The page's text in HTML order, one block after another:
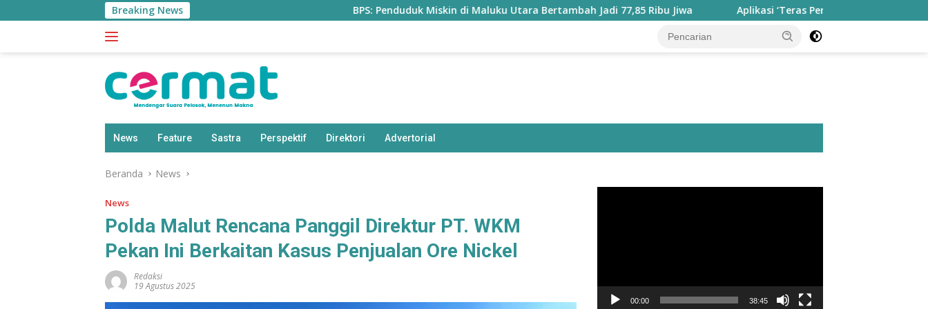
ke
Breaking News BPS: Penduduk Miskin di Maluku Utara Bertambah Jadi 77,85 Ribu Jiwa Aplikasi ‘Teras Pendidikan’ Disiapkan untuk
News Feature Sastra Perspektif Direktori Advertorial
Beranda News
News
Polda Malut Rencana Panggil Direktur PT. WKM
Pekan Ini Berkaitan Kasus Penjualan Ore Nickel
Redaksi
19 Agustus 2025
00:00 38:45